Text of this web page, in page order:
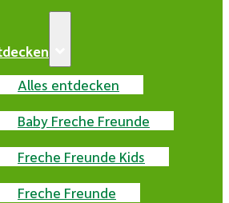
Alles entdecken
Baby Freche Freunde
Freche Freunde Kids
Freche Freunde